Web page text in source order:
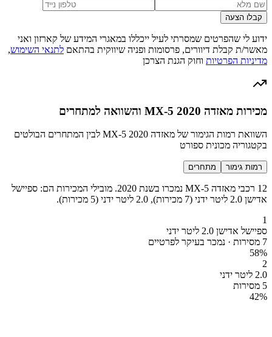
קבלו הצעה
ידוע לי שהפרטים שמסרתי לעיל ייכללו במאגרי המידע של קארזון ואני
מאשר/ת קבלת דיוורים, פרסומות ופניה שיווקית בהתאם לתנאי השימוש,
מדיניות הפרטיות וחוק הגנת הצרכן
מכירות מאזדה MX-5 2020 והשוואה למתחרים
השוואת רמות הגימור של מאזדה MX-5 2020 לבין המתחרים הבולטים
בקטגוריה מכונית ספורט
רמות גימור מתחרים
12 רכבי מאזדה MX-5 נמכרו בשנת 2020. מובילי המכירות הם: ספיישל
אדישן 2.0 ליטר ידני (7 מכירות), 2.0 ליטר ידני (5 מכירות).
1
ספיישל אדישן 2.0 ליטר ידני
7 מסירות · נמכר בעיקר לפרטיים
58%
2
2.0 ליטר ידני
5 מסירות
42%